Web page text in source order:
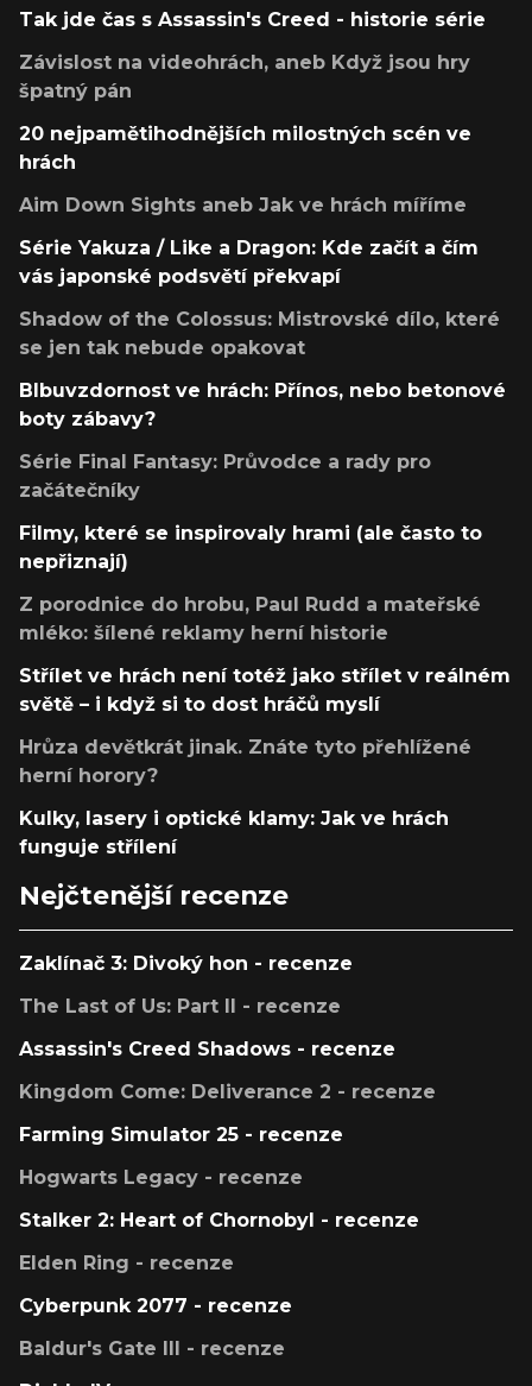
Tak jde čas s Assassin's Creed - historie série
Závislost na videohrách, aneb Když jsou hry
špatný pán
20 nejpamětihodnějších milostných scén ve
hrách
Aim Down Sights aneb Jak ve hrách míříme
Série Yakuza / Like a Dragon: Kde začít a čím
vás japonské podsvětí překvapí
Shadow of the Colossus: Mistrovské dílo, které
se jen tak nebude opakovat
Blbuvzdornost ve hrách: Přínos, nebo betonové
boty zábavy?
Série Final Fantasy: Průvodce a rady pro
začátečníky
Filmy, které se inspirovaly hrami (ale často to
nepřiznají)
Z porodnice do hrobu, Paul Rudd a mateřské
mléko: šílené reklamy herní historie
Střílet ve hrách není totéž jako střílet v reálném
světě – i když si to dost hráčů myslí
Hrůza devětkrát jinak. Znáte tyto přehlížené
herní horory?
Kulky, lasery i optické klamy: Jak ve hrách
funguje střílení
Nejčtenější recenze
Zaklínač 3: Divoký hon - recenze
The Last of Us: Part II - recenze
Assassin's Creed Shadows - recenze
Kingdom Come: Deliverance 2 - recenze
Farming Simulator 25 - recenze
Hogwarts Legacy - recenze
Stalker 2: Heart of Chornobyl - recenze
Elden Ring - recenze
Cyberpunk 2077 - recenze
Baldur's Gate III - recenze